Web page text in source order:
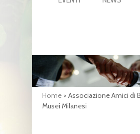
Home > Associazione Amici di
Musei Milanesi